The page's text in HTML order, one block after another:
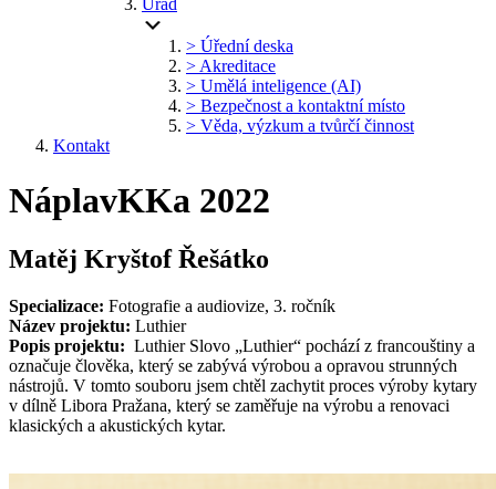
Úřad
> Úřední deska
> Akreditace
> Umělá inteligence (AI)
> Bezpečnost a kontaktní místo
> Věda, výzkum a tvůrčí činnost
Kontakt
NáplavKKa 2022
Matěj Kryštof Řešátko
Specializace: Fotografie a audiovize, 3. ročník
Název projektu: Luthier
Popis projektu: Luthier Slovo „Luthier“ pochází z francouštiny a
označuje člověka, který se zabývá výrobou a opravou strunných
nástrojů. V tomto souboru jsem chtěl zachytit proces výroby kytary
v dílně Libora Pražana, který se zaměřuje na výrobu a renovaci
klasických a akustických kytar.